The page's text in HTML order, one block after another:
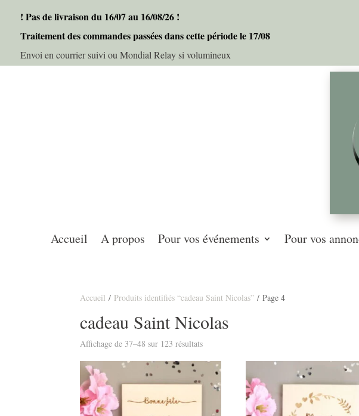
! Pas de livraison du 16/07 au 16/08/26 !
Traitement des commandes passées dans cette période le 17/08
Envoi en courrier suivi ou Mondial Relay si volumineux
Accueil A propos Pour vos événements Pour vos
Accueil / Produits identifiés “cadeau Saint Nicolas” / Page 4
cadeau Saint Nicolas
Affichage de 37–48 sur 123 résultats